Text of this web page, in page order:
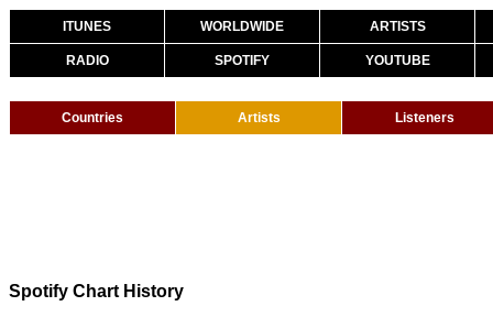
ITUNES WORLDWIDE ARTISTS
RADIO SPOTIFY YOUTUBE
Countries Artists Listeners
Spotify Chart History